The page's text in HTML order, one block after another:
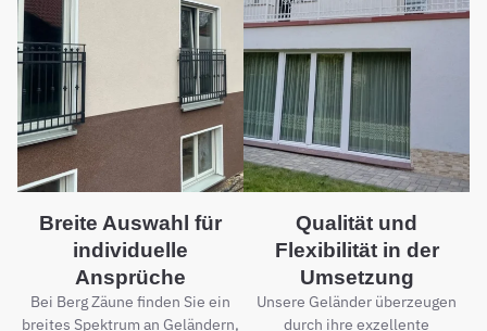
Breite Auswahl für
individuelle
Ansprüche
Bei Berg Zäune finden Sie ein
breites Spektrum an Geländern,
Qualität und
Flexibilität in der
Umsetzung
Unsere Geländer überzeugen
durch ihre exzellente